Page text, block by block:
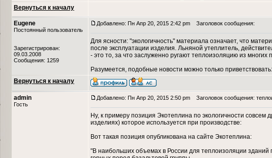
Вернуться к началу
Eugene
Постоянный пользователь
Зарегистрирован:
09.03.2008
Сообщения: 1259
Добавлено: Пн Апр 20, 2015 2:42 pm Заголовок сообщения:
Для ясности: "экологичность" материала означает, что
после эксплуатации изделия. Льняной утеплитель,
- это то, за что заслуженно ругают теплоизоляцию из
Разумеется, подобные новости можно только
Вернуться к началу
admin
Гость
Добавлено: Пн Апр 20, 2015 2:50 pm Заголовок сообщения:
Ну, к примеру позиция Экотеплина по экологичности
изделиях) которое используется при производстве:
Вот такая позиция опубликована на сайте Экотеплина:
"В наибольших объемах в России для теплоизоляции